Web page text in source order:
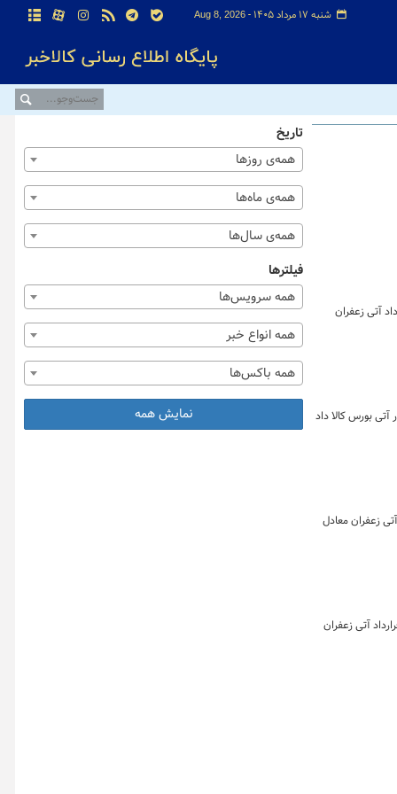
شنبه ۱۷ مرداد ۱۴۰۵ - Aug 8, 2026
ماه ۱۴۰۴ به تفکیک بازارهای گواهی، آتی و صندوق زعفران نشان می دهد که در این روز یک یک هزار و ۴۲ قرارداد آتی زعفران
زعفران نگین به ارزش حدود ۷۹.۲ میلیارد تومان در بازار آتی بورس کالا داد
به تفکیک بازارهای گواهی، آتی و صندوق زعفران نشان می دهد که در این روز یک ۹۱۲ قرارداد آتی زعفران معادل
بازار زعفران در روز ۲۸ اردیبهشت ماه ۱۴۰۴ به تفکیک بازارهای گواهی، آتی و صندوق زعفران نشان می دهد که در این روز یک هزار و ۱۲۸ قرارداد آتی زعفران
تاریخ
همه‌ی روزها
همه‌ی ماه‌ها
همه‌ی سال‌ها
فیلترها
همه سرویس‌ها
همه انواع خبر
همه باکس‌ها
نمایش همه